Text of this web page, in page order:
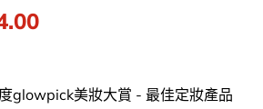
Current
$194.00.
glowpick美妝大賞 - 最佳定妝產品